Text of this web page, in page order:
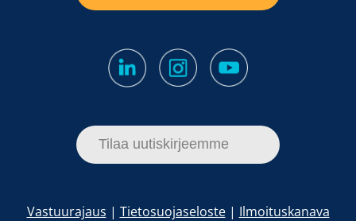
Tilaa uutiskirjeemme
Vastuurajaus | Tietosuojaseloste| Ilmoituskanava